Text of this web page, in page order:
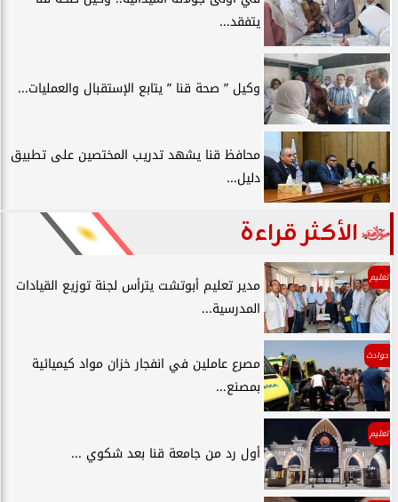
يتفقد...
وكيل ” صحة قنا ” يتابع الإستقبال والعمليات...
محافظ قنا يشهد تدريب المختصين على تطبيق
دليل...
الأكثر قراءة
تعليم
مدير تعليم أبوتشت يترأس لجنة توزيع القيادات
المدرسية...
حوادث
مصرع عاملين في انفجار خزان مواد كيميائية
بمصنع...
تعليم
أول رد من جامعة قنا بعد شكوي ...